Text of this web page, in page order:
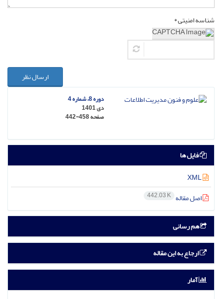
شناسه امنیتی *
ارسال نظر
دوره 8، شماره 4
دی 1401
صفحه442-458
فایل ها
اصل مقاله 442.03 K
هم رسانی
ارجاع به این مقاله
آمار